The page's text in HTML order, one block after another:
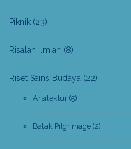
Piknik (23)
Risalah Ilmiah (8)
Riset Sains Budaya (22)
Arsitektur (5)
Batak Pilgrimage (2)